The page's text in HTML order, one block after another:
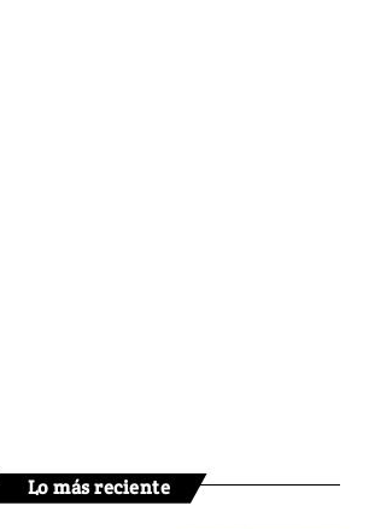
Lo más reciente